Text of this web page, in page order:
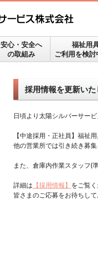
安心・安全へ
の取組み
福祉用
ご利用を検
採用情報を更新いた
日頃より太陽シルバーサー
【中途採用・正社員】福祉
他の営業所では引き続き募集
また、倉庫内作業スタッフ(
詳細は 【採用情報】 をご覧く
皆さまのご応募をお待ちして